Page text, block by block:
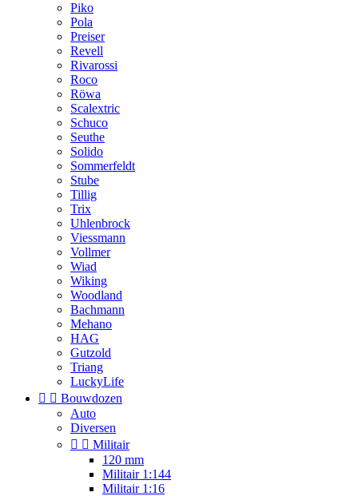
Piko
Pola
Preiser
Revell
Rivarossi
Roco
Röwa
Scalextric
Schuco
Seuthe
Solido
Sommerfeldt
Stube
Tillig
Trix
Uhlenbrock
Viessmann
Vollmer
Wiad
Wiking
Woodland
Bachmann
Mehano
HAG
Gutzold
Triang
LuckyLife
  Bouwdozen
Auto
Diversen
  Militair
120 mm
Militair 1:144
Militair 1:16